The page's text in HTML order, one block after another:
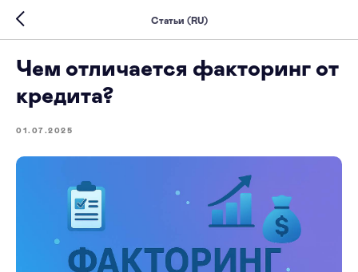
Статьи (RU)
Чем отличается факторинг от
кредита?
01.07.2025